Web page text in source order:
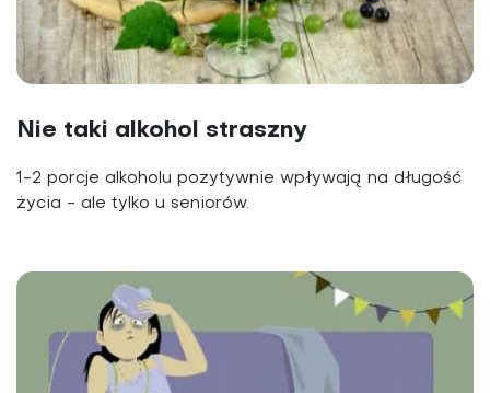
Nie taki alkohol straszny
1-2 porcje alkoholu pozytywnie wpływają na długość
życia - ale tylko u seniorów.